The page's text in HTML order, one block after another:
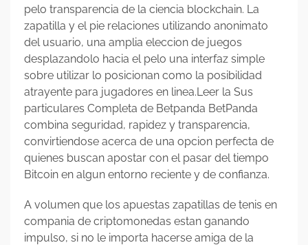
pelo transparencia de la ciencia blockchain. La
zapatilla y el pie relaciones utilizando anonimato
del usuario, una amplia eleccion de juegos
desplazandolo hacia el pelo una interfaz simple
sobre utilizar lo posicionan como la posibilidad
atrayente para jugadores en linea.Leer la Sus
particulares Completa de Betpanda BetPanda
combina seguridad, rapidez y transparencia,
convirtiendose acerca de una opcion perfecta de
quienes buscan apostar con el pasar del tiempo
Bitcoin en algun entorno reciente y de confianza.
A volumen que los apuestas zapatillas de tenis en
compania de criptomonedas estan ganando
impulso, si no le importa hacerse amiga de la